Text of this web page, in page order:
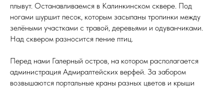
плывут. Останавливаемся в Калинкинском сквере. Под
ногами шуршит песок, которым засыпаны тропинки между
зелёными участками с травой, деревьями и одуванчиками.
Над сквером разносится пение птиц.
Перед нами Галерный остров, на котором располагается
администрация Адмиралтейских верфей. За забором
возвышаются портальные краны разных цветов и крыши